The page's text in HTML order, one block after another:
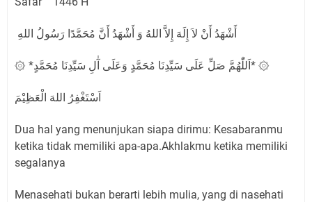
أَشْهَدُ أَنْ لاَ إِلَهَ إِلاَّ اللهُ وَ أَشْهَدُ أَنَّ مُحَمَّدًا رَسُولُ اللهِ
۞ *اَللّٰهُمَّ صَلِّ عَلَى سَيِّدِنَا مُحَمَّدٍ وَعَلَى آٰلِ سَيِّدِنَا مُحَمَّدٍ* ۞
اَسْتَغْفِرُ اللهَ الْعَظِيْمَ
Dua hal yang menunjukan siapa dirimu: Kesabaranmu
ketika tidak memiliki apa-apa.Akhlakmu ketika memiliki
segalanya
Menasehati bukan berarti lebih mulia, yang di nasehati